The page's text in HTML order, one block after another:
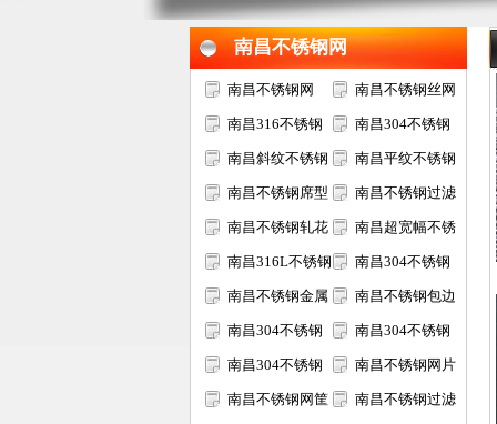
南昌不锈钢网
南昌不锈钢网 南昌不锈钢丝网
南昌316不锈钢
网
南昌304不锈钢
网
南昌斜纹不锈钢
网
南昌平纹不锈钢
网
南昌不锈钢席型
网
南昌不锈钢过滤
网
南昌不锈钢轧花
网
南昌超宽幅不锈
钢网
南昌316L不锈钢
网
南昌304不锈钢
电焊网
南昌不锈钢金属
装饰网
南昌不锈钢包边
网片
南昌304不锈钢
过滤网筒
南昌304不锈钢
筛网
南昌304不锈钢
矿筛网
南昌不锈钢网片
南昌不锈钢网筐 南昌不锈钢过滤